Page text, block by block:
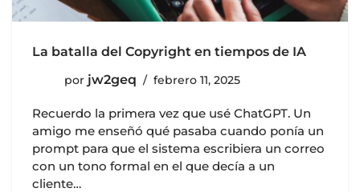
La batalla del Copyright en tiempos de IA
por jw2geq febrero 11, 2025
Recuerdo la primera vez que usé ChatGPT. Un
amigo me enseñó qué pasaba cuando ponía un
prompt para que el sistema escribiera un correo
con un tono formal en el que decía a un
cliente…